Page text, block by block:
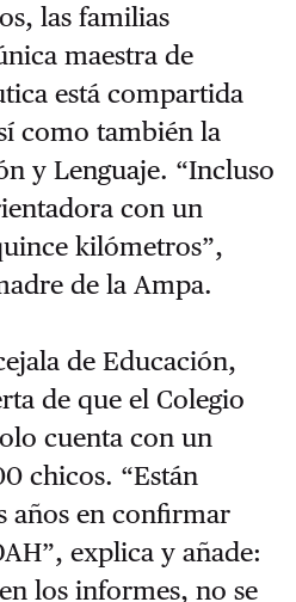
las familias
maestra de
está compartida
como también la
y Lenguaje. “Incluso
con un
kilómetros”,
de la Ampa.
de Educación,
de que el Colegio
cuenta con un
chicos. “Están
años en confirmar
explica y añade:
los informes, no se